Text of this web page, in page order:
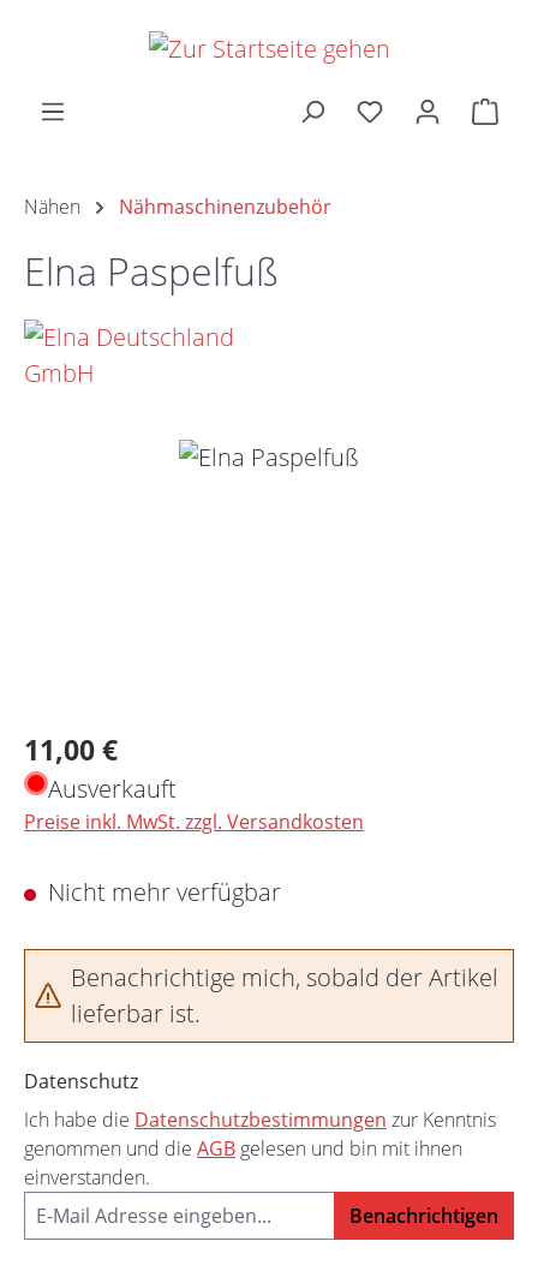
Zum Hauptinhalt springen
Nähen Nähmaschinenzubehör
Elna Paspelfuß
Bildergalerie überspringen
Regulärer Preis:
11,00 €
Ausverkauft
Preise inkl. MwSt. zzgl. Versandkosten
Nicht mehr verfügbar
Benachrichtige mich, sobald der Artikel
lieferbar ist.
Datenschutz
Ich habe die Datenschutzbestimmungen zur Kenntnis
genommen und die AGB gelesen und bin mit ihnen
einverstanden.
Benachrichtigen